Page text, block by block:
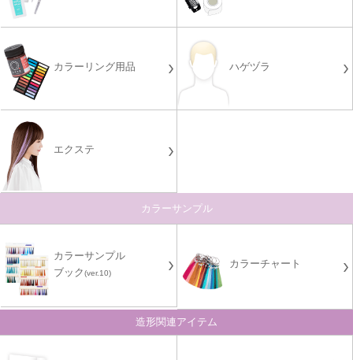
カラーリング用品 ハゲヅラ
エクステ
カラーサンプル
カラーサンプル
ブック(ver.10)
カラーチャート
造形関連アイテム